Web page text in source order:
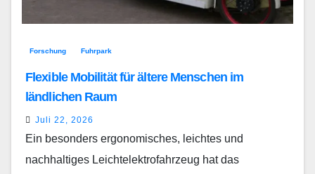
Forschung Fuhrpark
Flexible Mobilität für ältere Menschen im
ländlichen Raum
Juli 22, 2026
Ein besonders ergonomisches, leichtes und
nachhaltiges Leichtelektrofahrzeug hat das